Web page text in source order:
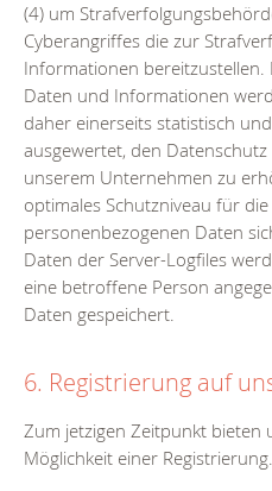
(4) um
Cyberangriffes die zur
Informationen
Daten und Informationen
daher einerseits statistisch
ausgewertet, den
unserem Unternehmen zu
optimales Schutzniveau für
personenbezogenen Daten
Daten der Server-Logfiles
eine betroffene Person
Daten gespeichert.
6. Registrierung auf
Zum jetzigen Zeitpunkt bieten
Möglichkeit einer Registrierung.